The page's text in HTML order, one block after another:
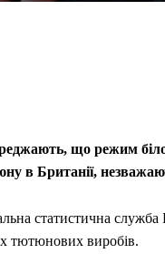
що режим
в Британії,
статистична
тютюнових виробів.